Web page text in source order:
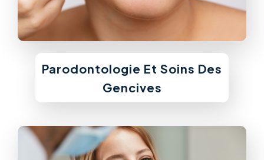
Parodontologie Et Soins Des
Gencives